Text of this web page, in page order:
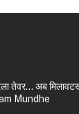
तेवर… अब
Mundhe